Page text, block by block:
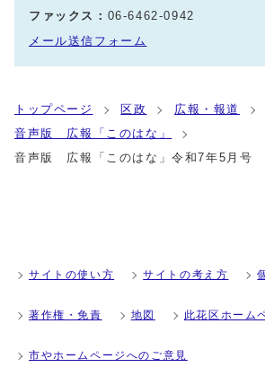
ファックス： 06-6462-0942
メール送信フォーム
トップページ 区政 広報・報道
音声版 広報「このはな」
音声版 広報「このはな」令和7年5月号
サイトの使い方 サイトの考え方
著作権・免責 地図 此花区ホーム
市やホームページへのご意見